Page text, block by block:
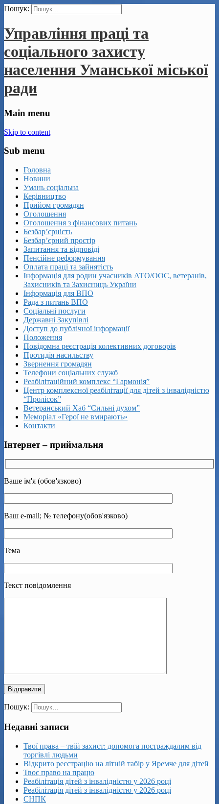
Пошук:
Управління праці та
соціального захисту
населення Уманської міської
ради
Main menu
Skip to content
Sub menu
Головна
Новини
Умань соціальна
Керівництво
Прийом громадян
Оголошення
Оголошення з фінансових питань
Безбар’єрність
Безбар’єрний простір
Запитання та відповіді
Пенсійне реформування
Оплата праці та зайнятість
Інформація для родин учасників АТО/ООС, ветеранів,
Захисників та Захисниць України
Інформація для ВПО
Рада з питань ВПО
Соціальні послуги
Державні Закупівлі
Доступ до публічної інформації
Положення
Повідомна реєстрація колективних договорів
Протидія насильству
Звернення громадян
Телефони соціальних служб
Реабілітаційний комплекс “Гармонія”
Центр комплексної реабілітації для дітей з інвалідністю
“Пролісок”
Ветеранський Хаб “Сильні духом”
Меморіал «Герої не вмирають»
Контакти
Інтернет – приймальня
Ваше ім'я (обов'язково)
Ваш e-mail; № телефону(обов'язково)
Тема
Текст повідомлення
Пошук:
Недавні записи
Твої права – твій захист: допомога постраждалим від
торгівлі людьми
Відкрито реєстрацію на літній табір у Яремче для дітей
Твоє право на працю
Реабілітація дітей з інвалідністю у 2026 році
Реабілітація дітей з інвалідністю у 2026 році
СНПК